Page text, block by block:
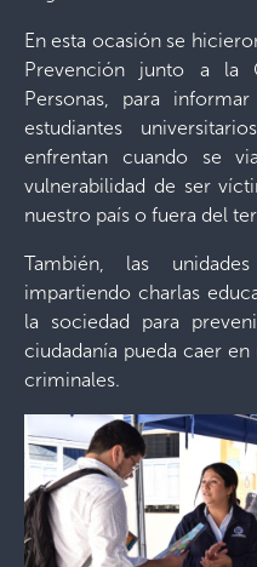
En esta ocasión se
Prevención junto a la
Personas, para
estudiantes
enfrentan cuando se
vulnerabilidad de ser
nuestro país o fuera del
También, las
impartiendo charlas
la sociedad para
ciudadanía pueda caer
criminales.